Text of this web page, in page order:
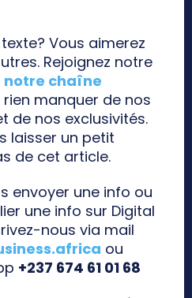
Vous aimerez
Rejoignez notre
notre chaîne
manquer de nos
de nos exclusivités.
laisser un petit
de cet article.
envoyer une info ou
une info sur Digital
nous via mail
ou
+237 674 61 01 68